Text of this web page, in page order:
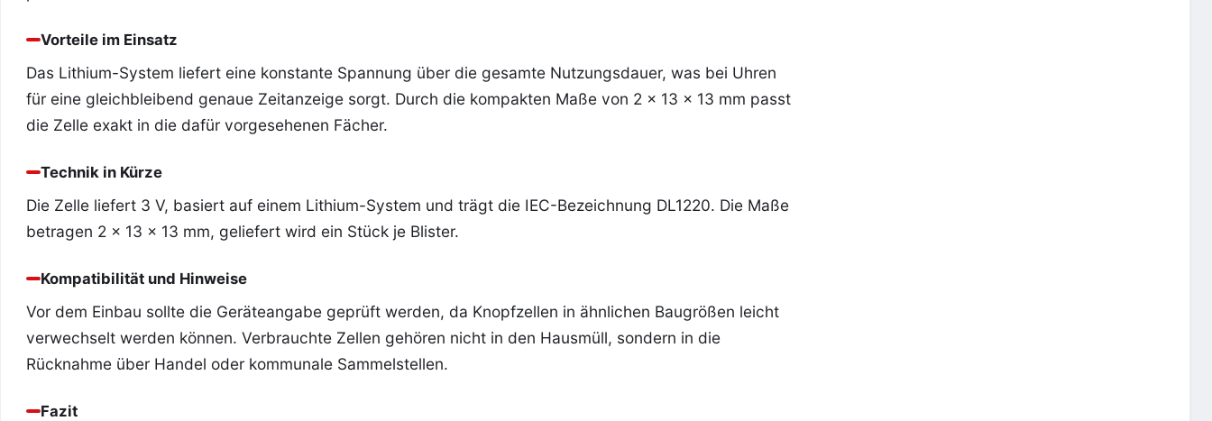
Vorteile im Einsatz
Das Lithium-System liefert eine konstante Spannung über die gesamte Nutzungsdauer, was bei Uhren
für eine gleichbleibend genaue Zeitanzeige sorgt. Durch die kompakten Maße von 2 x 13 x 13 mm passt
die Zelle exakt in die dafür vorgesehenen Fächer.
Technik in Kürze
Die Zelle liefert 3 V, basiert auf einem Lithium-System und trägt die IEC-Bezeichnung DL1220. Die Maße
betragen 2 x 13 x 13 mm, geliefert wird ein Stück je Blister.
Kompatibilität und Hinweise
Vor dem Einbau sollte die Geräteangabe geprüft werden, da Knopfzellen in ähnlichen Baugrößen leicht
verwechselt werden können. Verbrauchte Zellen gehören nicht in den Hausmüll, sondern in die
Rücknahme über Handel oder kommunale Sammelstellen.
Fazit